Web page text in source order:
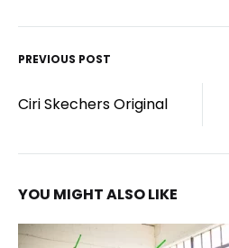
Post
navigation
PREVIOUS POST
Ciri Skechers Original
YOU MIGHT ALSO LIKE